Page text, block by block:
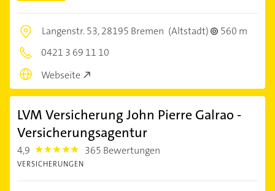
Langenstr. 53,28195 Bremen (Altstadt)
560 m
0421 3 69 11 10
Webseite
LVM Versicherung John Pierre Galrao -
Versicherungsagentur
4,9 4.9 365 Bewertungen
VERSICHERUNGEN